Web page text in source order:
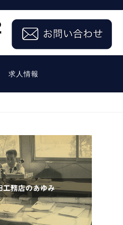
求人情報